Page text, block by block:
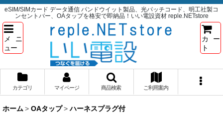
eSIM/SIMカード データ通信 パンドウイット製品、光パッチコード、明工社製コ
ンセントバー、OAタップを格安で即納品！いい電設資材 reple.NETstore
メニ
ュー
カー
ト
カテゴリ マイページ 商品検索 ご利用案内
ホーム > OAタップ> ハーネスプラグ付